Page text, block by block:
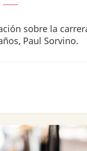
sobre la
Paul Sorvino.